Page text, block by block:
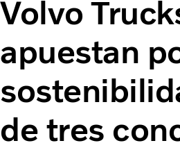
Volvo
apuestan
de tres